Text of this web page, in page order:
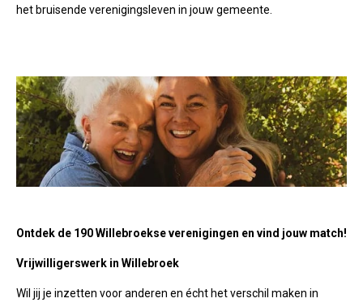
het bruisende verenigingsleven in jouw gemeente.
Ontdek de 190 Willebroekse verenigingen en vind jouw match!
Vrijwilligerswerk in Willebroek
Wil jij je inzetten voor anderen en écht het verschil maken in